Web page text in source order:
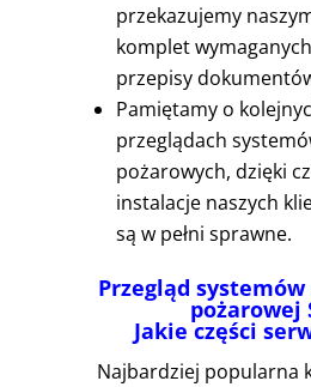
przekazujemy
komplet
przepisy
Pamiętamy o
przeglądach
pożarowych, dzięki
instalacje naszych
są w pełni sprawne.
Przegląd
pożarowej
Jakie części
Najbardziej popularna